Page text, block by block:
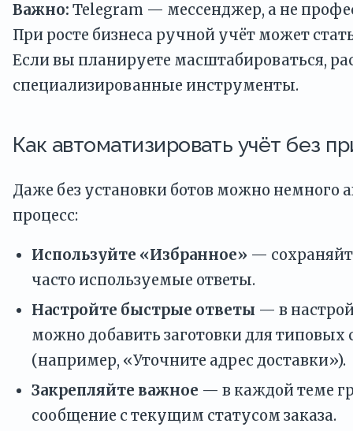
Важно: Telegram — мессенджер, а не
При росте бизнеса ручной учёт может
Если вы планируете масштабироваться,
специализированные инструменты.
Как автоматизировать учёт без
Даже без установки ботов можно немного
процесс:
Используйте «Избранное» —
часто используемые ответы.
Настройте быстрые ответы — в
можно добавить заготовки для типовых
(например, «Уточните адрес доставки»).
Закрепляйте важное — в каждой теме
сообщение с текущим статусом заказа.